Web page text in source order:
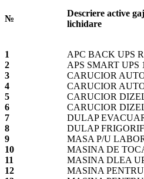
№
Descriere active
lichidare
1
APC BACK UPS
2
APS SMART UPS
3
CARUCIOR
4
CARUCIOR
5
CARUCIOR
6
CARUCIOR
7
DULAP
8
DULAP
9
MASA P/U
10
MASINA DE
11
MASINA DLEA
12
MASINA